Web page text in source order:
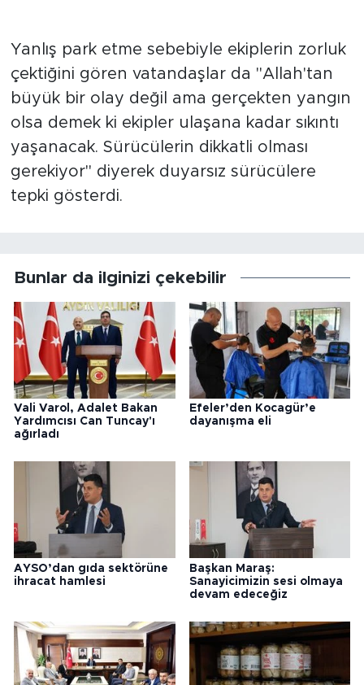
Yanlış park etme sebebiyle ekiplerin zorluk
çektiğini gören vatandaşlar da "Allah'tan
büyük bir olay değil ama gerçekten yangın
olsa demek ki ekipler ulaşana kadar sıkıntı
yaşanacak. Sürücülerin dikkatli olması
gerekiyor" diyerek duyarsız sürücülere
tepki gösterdi.
Bunlar da ilginizi çekebilir
Vali Varol, Adalet Bakan
Yardımcısı Can Tuncay'ı
ağırladı
Efeler’den Kocagür’e
dayanışma eli
AYSO’dan gıda sektörüne
ihracat hamlesi
Başkan Maraş:
Sanayicimizin sesi olmaya
devam edeceğiz